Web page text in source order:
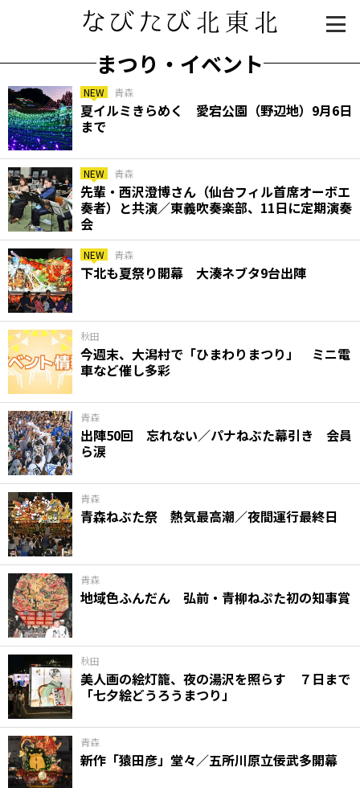
まつり・イベント
NEW 青森
夏イルミきらめく 愛宕公園（野辺地）9月6日
まで
NEW 青森
先輩・西沢澄博さん（仙台フィル首席オーボエ
奏者）と共演／東義吹奏楽部、11日に定期演奏
会
NEW 青森
下北も夏祭り開幕 大湊ネブタ9台出陣
秋田
今週末、大潟村で「ひまわりまつり」 ミニ電
車など催し多彩
青森
出陣50回 忘れない／パナねぶた幕引き 会員
ら涙
青森
青森ねぶた祭 熱気最高潮／夜間運行最終日
青森
地域色ふんだん 弘前・青柳ねぷた初の知事賞
秋田
美人画の絵灯籠、夜の湯沢を照らす ７日まで
「七夕絵どうろうまつり」
青森
新作「猿田彦」堂々／五所川原立佞武多開幕
知る一覧
世界遺産
文化・歴史
パワースポット
ミステリー
観る一覧
桜
花
紅葉
楽しむ一覧
まつり・イベント
聖地
おみやげ・特産
道の駅・産直
鉄道
アウトドア・レジャー
味わう一覧
麺類
ご当地グルメ
酒
スイーツ
癒す一覧
温泉
自然
宿泊
青森県
岩手県
秋田県